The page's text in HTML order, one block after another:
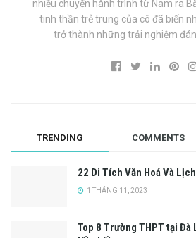
nhiều chuyến hành trình từ Nam ra
tinh thần trẻ trung của cô đã biến
trở thành những trải nghiệm
TRENDING COMMENTS
22 Di Tích Văn Hoá Và
1 THÁNG 11, 2023
Top 8 Trường THPT tại